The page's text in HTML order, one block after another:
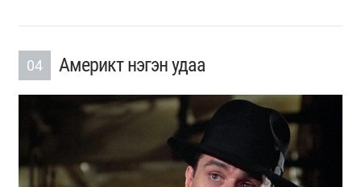
04 Америкт нэгэн удаа